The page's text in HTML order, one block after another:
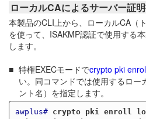
ローカルCAによるサーバー証
本製品のCLI上から、ローカルCA（
を使って、ISAKMP認証で使用する
します。
特権EXECモードでcrypto pki
い。同コマンドでは使用するロー
ント名）を指定します。
awplus#
crypto pki enroll